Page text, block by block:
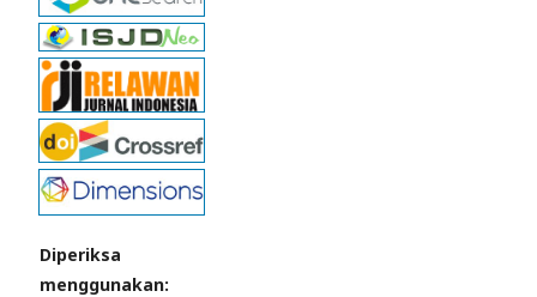
Diperiksa
menggunakan: